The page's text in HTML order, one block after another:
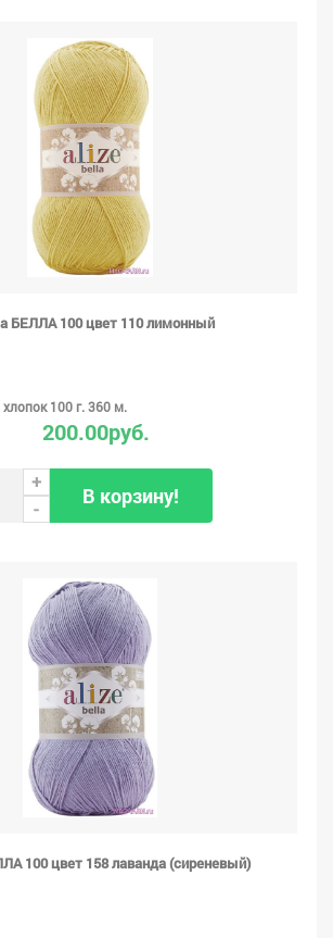
БЕЛЛА 100 цвет 110 лимонный
100 г. 360 м.
200.00руб.
+
-
В корзину!
100 цвет 158 лаванда (сиреневый)